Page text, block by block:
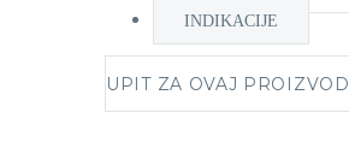
INDIKACIJE
UPIT ZA OVAJ PROIZVOD